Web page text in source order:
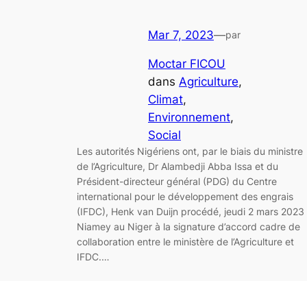
Mar 7, 2023—par
Moctar FICOU
dans Agriculture
Climat
Environnement
Social
Les autorités Nigériens ont, par le biais du ministre
de l’Agriculture, Dr Alambedji Abba Issa et du
Président-directeur général (PDG) du Centre
international pour le développement des engrais
(IFDC), Henk van Duijn procédé, jeudi 2 mars 2023
Niamey au Niger à la signature d’accord cadre de
collaboration entre le ministère de l’Agriculture et
IFDC.…